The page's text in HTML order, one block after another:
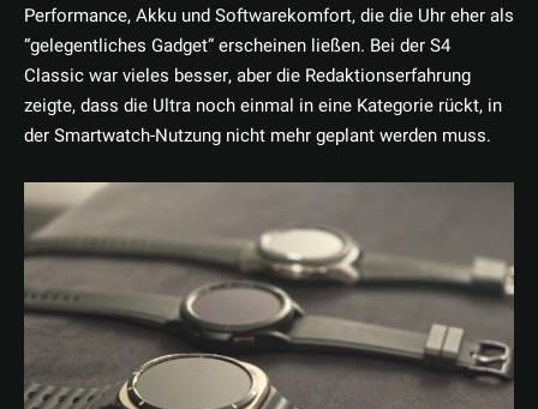
Performance, Akku und Softwarekomfort, die die Uhr eher als
“gelegentliches Gadget” erscheinen ließen. Bei der S4
Classic war vieles besser, aber die Redaktionserfahrung
zeigte, dass die Ultra noch einmal in eine Kategorie rückt, in
der Smartwatch-Nutzung nicht mehr geplant werden muss.